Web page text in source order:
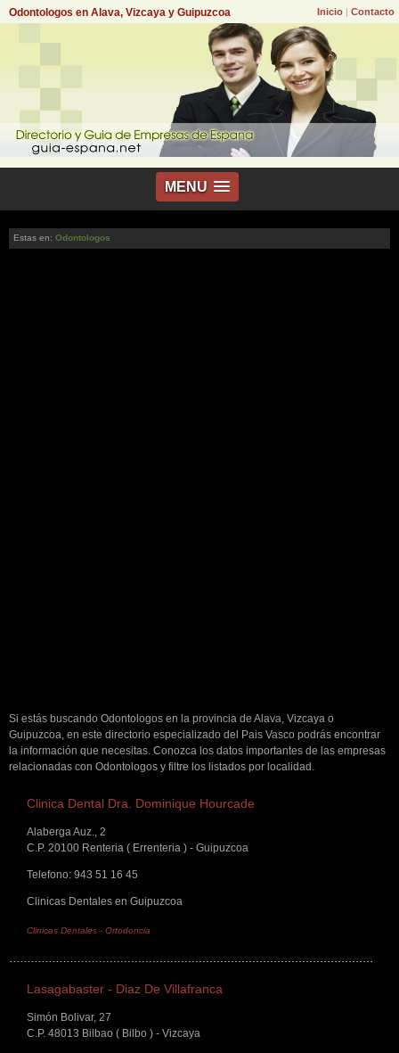
Inicio | Contacto
Odontologos en Alava, Vizcaya y Guipuzcoa
MENU
Estas en: Odontologos
Si estás buscando Odontologos en la provincia de Alava, Vizcaya o
Guipuzcoa, en este directorio especializado del Pais Vasco podrás encontrar
la información que necesitas. Conozca los datos importantes de las empresas
relacionadas con Odontologos y filtre los listados por localidad.
Clinica Dental Dra. Dominique Hourcade
Alaberga Auz., 2
C.P. 20100 Renteria ( Errenteria ) - Guipuzcoa
Telefono: 943 51 16 45
Clinicas Dentales en Guipuzcoa
Clinicas Dentales - Ortodoncia
Lasagabaster - Diaz De Villafranca
Simón Bolivar, 27
C.P. 48013 Bilbao ( Bilbo ) - Vizcaya